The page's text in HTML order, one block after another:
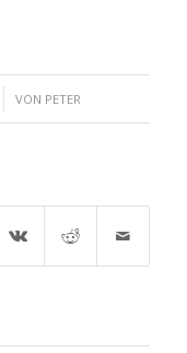
VON PETER